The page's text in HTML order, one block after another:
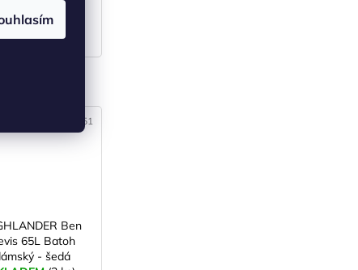
pravý/right
Ben
65L Batoh
- šedá
SS00851